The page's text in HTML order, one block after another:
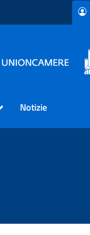
Notizie